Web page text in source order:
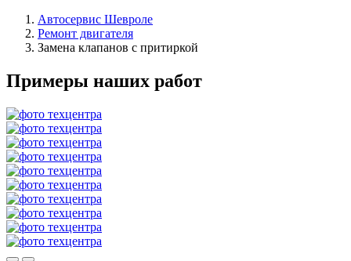
Автосервис Шевроле
Ремонт двигателя
Замена клапанов с притиркой
Примеры наших работ